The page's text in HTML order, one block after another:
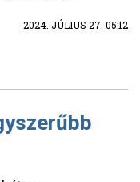
2024. JÚLIUS 27. 05:12